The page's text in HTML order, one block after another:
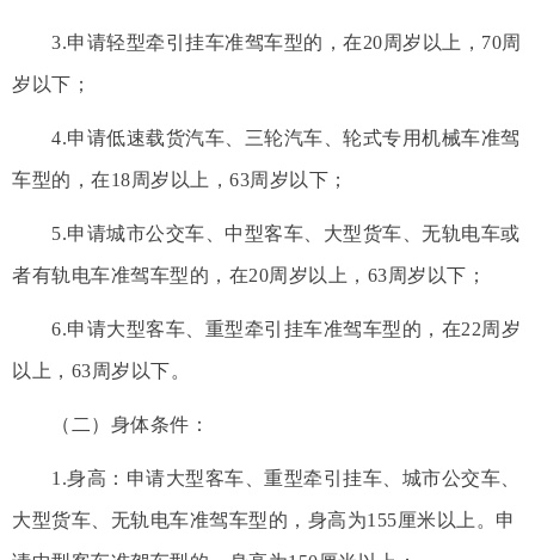
3.申请轻型牵引挂车准驾车型的，在20周岁以上，70周
岁以下；
4.申请低速载货汽车、三轮汽车、轮式专用机械车准驾
车型的，在18周岁以上，63周岁以下；
5.申请城市公交车、中型客车、大型货车、无轨电车或
者有轨电车准驾车型的，在20周岁以上，63周岁以下；
6.申请大型客车、重型牵引挂车准驾车型的，在22周岁
以上，63周岁以下。
（二）身体条件：
1.身高：申请大型客车、重型牵引挂车、城市公交车、
大型货车、无轨电车准驾车型的，身高为155厘米以上。申